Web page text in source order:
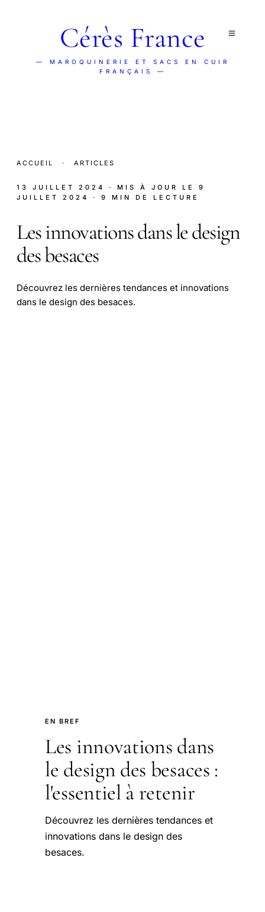
Cérès France
— MAROQUINERIE ET SACS EN CUIR
FRANÇAIS —
ACCUEIL · ARTICLES
13 JUILLET 2024 · MIS À JOUR LE 9
JUILLET 2024
· 9 MIN DE LECTURE
Les innovations dans le design
des besaces
Découvrez les dernières tendances et innovations
dans le design des besaces.
EN BREF
Les innovations dans
le design des besaces :
l'essentiel à retenir
Découvrez les dernières tendances et
innovations dans le design des
besaces.